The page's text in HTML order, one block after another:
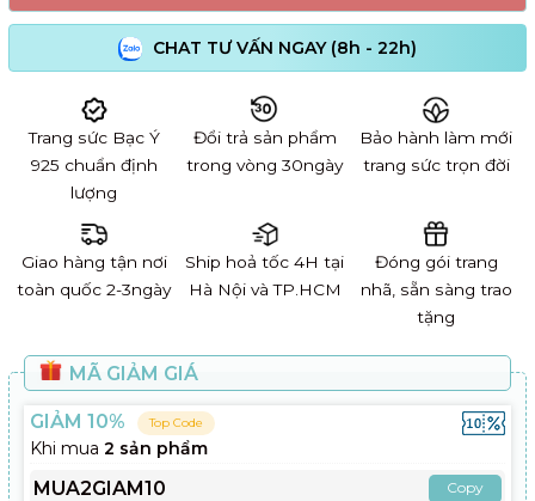
CHAT TƯ VẤN NGAY (8h - 22h)
Trang sức Bạc Ý
925 chuẩn định
lượng
Đổi trả sản phẩm
trong vòng 30ngày
Bảo hành làm mới
trang sức trọn đời
Giao hàng tận nơi
toàn quốc 2-3ngày
Ship hoả tốc 4H tại
Hà Nội và TP.HCM
Đóng gói trang
nhã, sẵn sàng trao
tặng
MÃ GIẢM GIÁ
GIẢM 10% Top Code
Khi mua 2 sản phẩm
MUA2GIAM10 Copy